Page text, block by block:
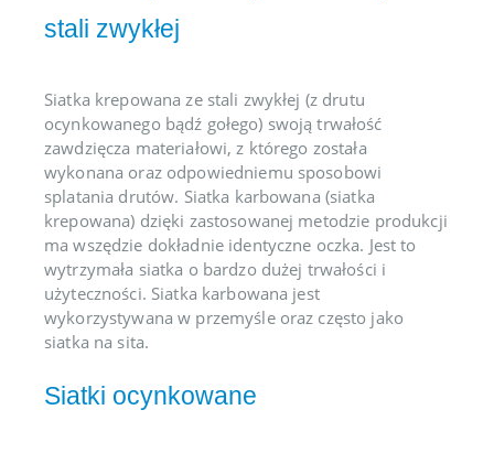
stali zwykłej
Siatka krepowana ze stali zwykłej (z drutu
ocynkowanego bądź gołego) swoją trwałość
zawdzięcza materiałowi, z którego została
wykonana oraz odpowiedniemu sposobowi
splatania drutów. Siatka karbowana (siatka
krepowana) dzięki zastosowanej metodzie produkcji
ma wszędzie dokładnie identyczne oczka. Jest to
wytrzymała siatka o bardzo dużej trwałości i
użyteczności. Siatka karbowana jest
wykorzystywana w przemyśle oraz często jako
siatka na sita.
Siatki ocynkowane